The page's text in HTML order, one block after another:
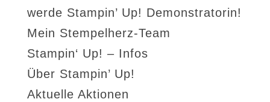
werde Stampin’ Up! Demonstratorin!
Mein Stempelherz-Team
Stampin‘ Up! – Infos
Über Stampin’ Up!
Aktuelle Aktionen